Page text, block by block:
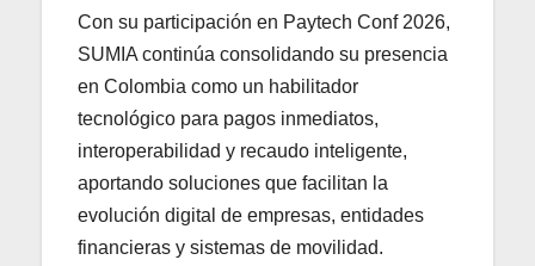
Con su participación en Paytech Conf 2026,
SUMIA continúa consolidando su presencia
en Colombia como un habilitador
tecnológico para pagos inmediatos,
interoperabilidad y recaudo inteligente,
aportando soluciones que facilitan la
evolución digital de empresas, entidades
financieras y sistemas de movilidad.